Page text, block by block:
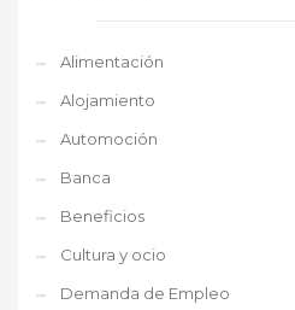
Alimentación
Alojamiento
Automoción
Banca
Beneficios
Cultura y ocio
Demanda de Empleo